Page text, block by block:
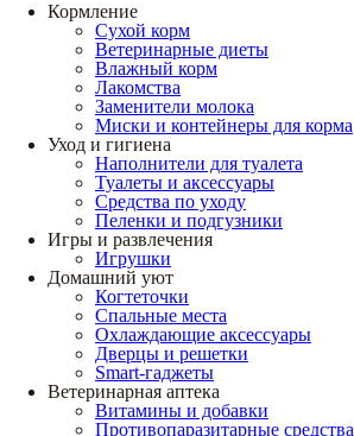
Кормление
Сухой корм
Ветеринарные диеты
Влажный корм
Лакомства
Заменители молока
Миски и контейнеры для корма
Уход и гигиена
Наполнители для туалета
Туалеты и аксессуары
Средства по уходу
Пеленки и подгузники
Игры и развлечения
Игрушки
Домашний уют
Когтеточки
Спальные места
Охлаждающие аксессуары
Дверцы и решетки
Smart-гаджеты
Ветеринарная аптека
Витамины и добавки
Противопаразитарные средства